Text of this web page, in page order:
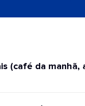
(café da manhã,